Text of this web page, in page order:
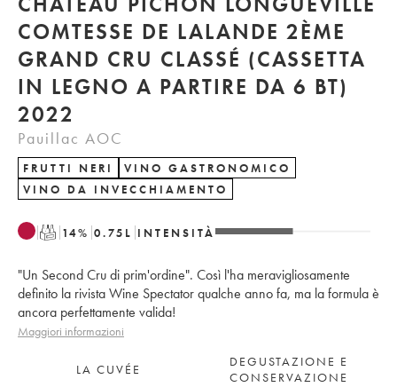
COMTESSE DE LALANDE 2ÈME
GRAND CRU CLASSÉ (CASSETTA
IN LEGNO A PARTIRE DA 6 BT)
2022
Pauillac AOC
FRUTTI NERI
VINO GASTRONOMICO
VINO DA INVECCHIAMENTO
T 14% 0.75 L INTENSITÀ
"Un Second Cru di prim'ordine". Così l'ha meravigliosamente
definito la rivista Wine Spectator qualche anno fa, ma la formula è
ancora perfettamente valida!
Maggiori informazioni
LA CUVÉE
DEGUSTAZIONE E
CONSERVAZIONE